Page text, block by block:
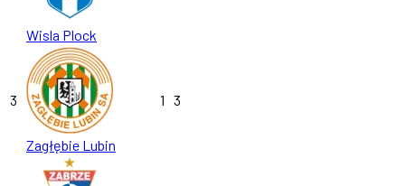
Wisla Plock
3
Zagłębie Lubin
1 3